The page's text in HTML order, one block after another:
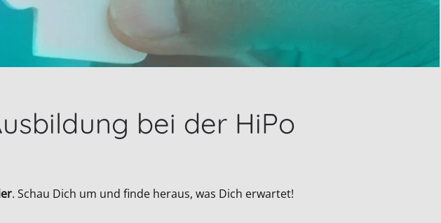
bei der HiPo
. Schau Dich um und finde heraus, was Dich erwartet!